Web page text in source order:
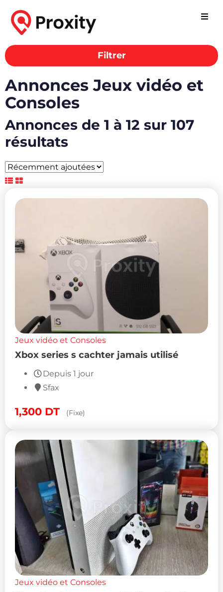
Filtrer
Annonces Jeux vidéo et
Consoles
Annonces de 1 à 12 sur 107
résultats
Jeux vidéo et Consoles
Xbox series s cachter jamais utilisé
Depuis 1 jour
Sfax
1,300 DT (Fixe)
Jeux vidéo et Consoles